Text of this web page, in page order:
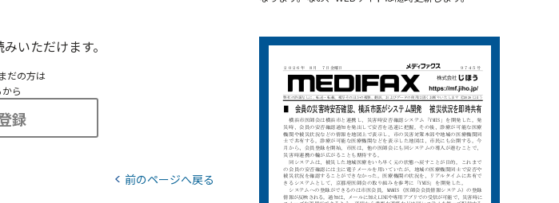
いただけます。
だの方は
ら
録
前のページへ戻る